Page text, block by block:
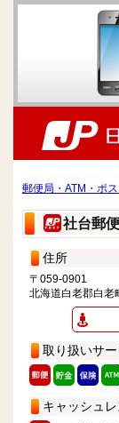
郵便局・ATM・ポ
社台郵
住所
〒059-0901
北海道白老郡白老
取り扱いサー
キャッシュレ